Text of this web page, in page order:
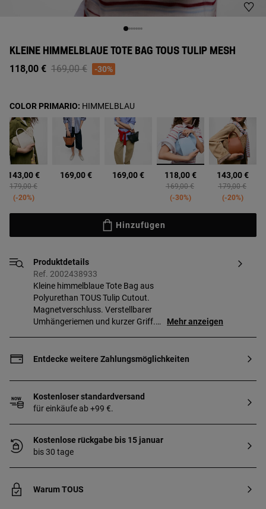
KLEINE HIMMELBLAUE TOTE BAG TOUS TULIP MESH
118,00 € Price reduced from
169,00 €to-30%
143,00 €
Price reduced from
179,00 €to
-20%
169,00 € 169,00 € Ausgewählt
118,00 €
Price reduced from
169,00 €to
-30%
143,00 €
Price reduced
179,00 €to
-20%
COLOR PRIMARIO: HIMMELBLAU
Hinzufügen
Produktdetails
Ref. 2002438933
Kleine himmelblaue Tote Bag aus
Polyurethan TOUS Tulip Cutout.
Magnetverschluss. Verstellbarer
Umhängeriemen und kurzer Griff.
Mehr anzeigen
Entdecke weitere Zahlungsmöglichkeiten
Kostenloser standardversand
für einkäufe ab +99 €.
Kostenlose rückgabe bis 15 januar
bis 30 tage
Warum TOUS